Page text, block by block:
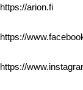
https://arion.fi
https://
https://